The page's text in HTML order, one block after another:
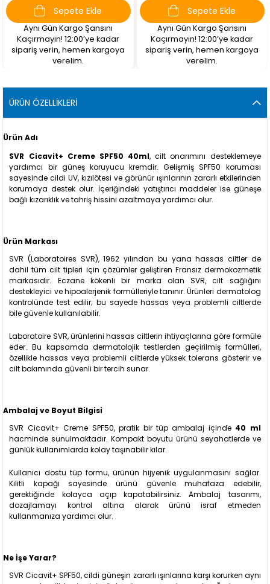
Sepete Ekle
Aynı Gün Kargo Şansını
Kaçırmayın! 12:00’ye kadar
sipariş verin, hemen kargoya
verelim.
Sepete Ekle
Aynı Gün Kargo Şansını
Kaçırmayın! 12:00’ye kadar
sipariş verin, hemen kargoya
verelim.
ÜRÜN ÖZELLIKLERI
Ürün Adı
SVR Cicavit+ Creme SPF50 40ml, cilt onarımını desteklemeye
yardımcı bir güneş koruyucu kremdir. Gelişmiş SPF50 koruması
sayesinde cildi UV, kızılötesi ve görünür ışınlarının zararlı etkilerinden
korumaya destek olur. İçeriğindeki yatıştırıcı maddeler ise güneşe
bağlı kızarıklık ve tahriş hissini azaltmaya yardımcı olur.
Ürün Markası
SVR (Laboratoires SVR), 1962 yılından bu yana hassas ciltler de
dahil tüm cilt tipleri için çözümler geliştiren Fransız dermokozmetik
markasıdır. Eczane kökenli bir marka olan SVR, cilt sağlığını
destekleyici ve hipoalerjenik formülleriyle tanınır. Ürünleri dermatolog
kontrolünde test edilir; bu sayede hassas veya problemli ciltlerde
bile güvenle kullanılabilir.
Laboratoire SVR, ürünlerini hassas ciltlerin ihtiyaçlarına göre formüle
eder. Bu kapsamda dermatolojik testlerden geçirilmiş formülleri,
özellikle hassas veya problemli ciltlerde yüksek tolerans gösterir ve
cilt bakımında güvenli bir tercih sunar.
Ambalaj ve Boyut Bilgisi
SVR Cicavit+ Creme SPF50, pratik bir tüp ambalaj içinde 40 ml
hacminde sunulmaktadır. Kompakt boyutu ürünü seyahatlerde ve
günlük kullanımlarda kolay taşınabilir kılar.
Kullanıcı dostu tüp formu, ürünün hijyenik uygulanmasını sağlar.
Kilitli kapağı sayesinde ürünü güvenle muhafaza edebilir,
gerektiğinde kolayca açıp kapatabilirsiniz. Ambalaj tasarımı,
dozajlamayı kontrol altına alarak ürünü israf etmeden
kullanmanıza yardımcı olur.
Ne İşe Yarar?
SVR Cicavit+ SPF50, cildi güneşin zararlı ışınlarına karşı korurken aynı